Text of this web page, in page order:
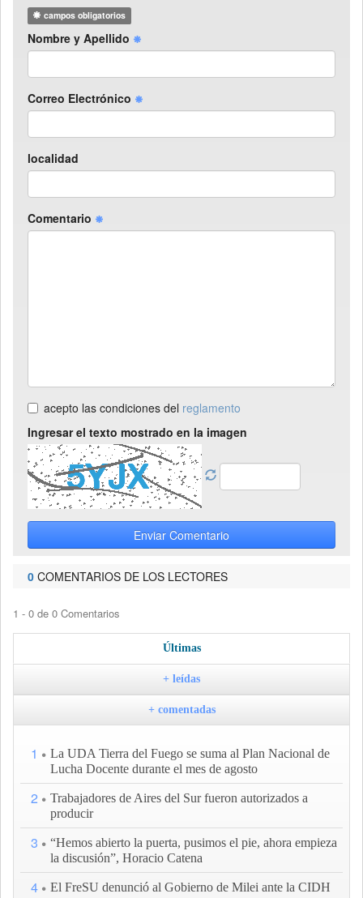
campos obligatorios
Nombre y Apellido
Correo Electrónico
localidad
Comentario
acepto las condiciones del reglamento
Ingresar el texto mostrado en la imagen
Enviar Comentario
0 COMENTARIOS DE LOS LECTORES
1 - 0 de 0 Comentarios
Últimas
+ leídas
+ comentadas
1
La UDA Tierra del Fuego se suma al Plan Nacional de
Lucha Docente durante el mes de agosto
2
Trabajadores de Aires del Sur fueron autorizados a
producir
3
“Hemos abierto la puerta, pusimos el pie, ahora empieza
la discusión”, Horacio Catena
4
El FreSU denunció al Gobierno de Milei ante la CIDH